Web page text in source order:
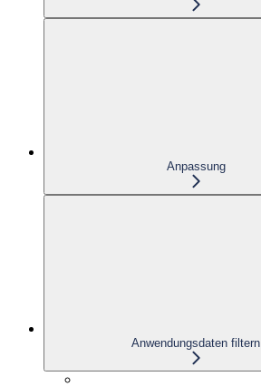
Anpassung
Anwendungsdaten filtern